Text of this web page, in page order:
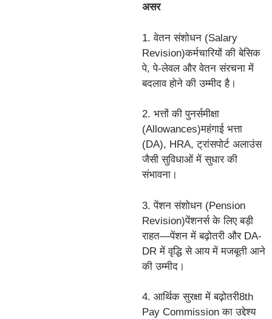
असर
1. वेतन संशोधन (Salary
Revision)कर्मचारियों की बेसिक
पे, पे-लेवल और वेतन संरचना में
बदलाव होने की उम्मीद है।
2. भत्तों की पुनर्समीक्षा
(Allowances)महंगाई भत्ता
(DA), HRA, ट्रांसपोर्ट अलाउंस
जैसी सुविधाओं में सुधार की
संभावना।
3. पेंशन संशोधन (Pension
Revision)पेंशनर्स के लिए बड़ी
राहत—पेंशन में बढ़ोतरी और DA-
DR में वृद्धि से आय में मजबूती आने
की उम्मीद।
4. आर्थिक सुरक्षा में बढ़ोतरी8th
Pay Commission का उद्देश्य